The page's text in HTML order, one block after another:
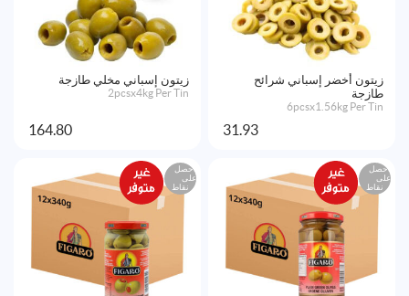
زيتون أخضر إسباني شرائح
طازجة
6pcsx1.56kg Per Tin
31.93
زيتون إسباني مخلي طازجة
2pcsx4kg Per Tin
164.80
احصل
على
نقاط
احصل
على
نقاط